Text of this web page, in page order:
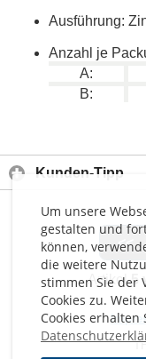
Um unsere
gestalten und
können,
die weitere
stimmen Sie der
Cookies zu.
Cookies erhalten
Ausführung:
Anzahl je
A:
B:
Kunden-Tipp
<<
Artikel5